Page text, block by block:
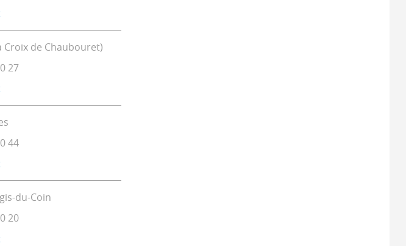
Croix de Chaubouret)
27
44
du-Coin
20